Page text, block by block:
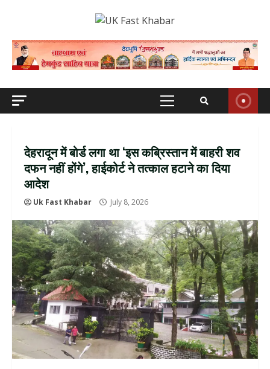
Primary
देहरादून में बोर्ड लगा था ‘इस कब्रिस्तान में बाहरी शव
दफन नहीं होंगे’, हाईकोर्ट ने तत्काल हटाने का दिया
आदेश
Uk Fast Khabar July 8, 2026